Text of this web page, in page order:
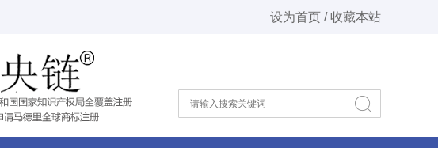
设为首页 / 收藏本站